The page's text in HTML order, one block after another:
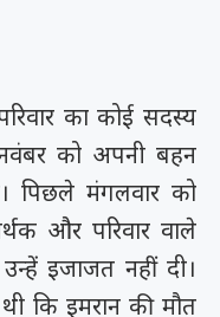
का कोई सदस्य
को अपनी बहन
पिछले मंगलवार को
और परिवार वाले
इजाजत नहीं दी।
कि इमरान की मौत